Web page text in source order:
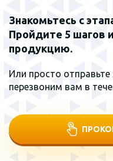
Знакомьтесь с
Пройдите 5 шагов
продукцию.
Или просто
перезвоним вам в